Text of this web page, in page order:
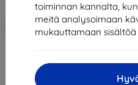
toiminnan kannalta,
meitä analysoimaan
mukauttamaan
-10%
Alennus kupongilla
EXTRA10
Loppuunmyyty